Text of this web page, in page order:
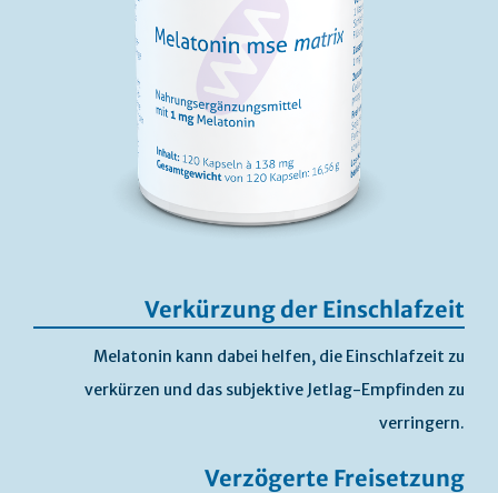
Verkürzung der Einschlafzeit
Melatonin kann dabei helfen, die Einschlafzeit zu
verkürzen und das subjektive Jetlag-Empfinden zu
verringern.
Verzögerte Freisetzung